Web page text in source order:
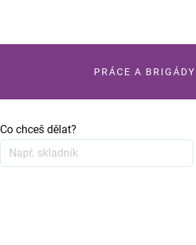
PRÁCE A BRIGÁDY
Co chceš dělat?